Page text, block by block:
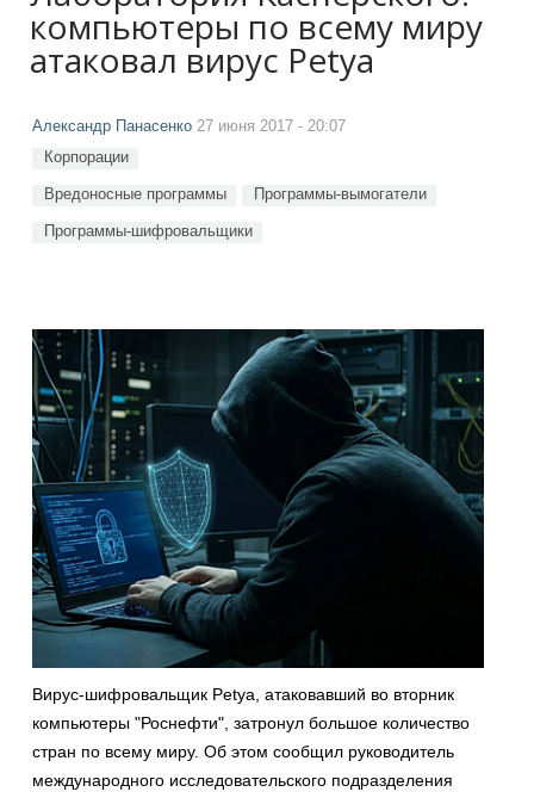
компьютеры по всему миру
атаковал вирус Petya
Александр Панасенко 27 июня 2017 - 20:07
Корпорации
Вредоносные программы Программы-вымогатели
Программы-шифровальщики
Вирус-шифровальщик Petya, атаковавший во вторник
компьютеры "Роснефти", затронул большое количество
стран по всему миру. Об этом сообщил руководитель
международного исследовательского подразделения